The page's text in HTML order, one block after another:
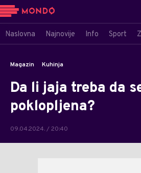
Naslovna Najnovije Info Sport
Magazin Kuhinja
Da li jaja treba da
poklopljena?
09.04.2024. / 20:40